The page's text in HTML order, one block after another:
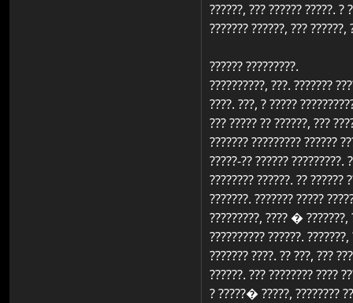
??????, ??? ?????? ?????. ?
??????? ??????, ???
?????? ?????????.
??????????, ???. ???????
????. ???, ? ?????
??? ????? ?? ??????, ???
??????? ????????? ??????
?????-?? ?????? ?????????.
???????? ??????. ?? ??????
???????. ??????? ?????
?????????, ???? � ???????,
?????????? ??????.
??????? ????. ?? ???, ???
??????. ??? ???????? ????
? ?????� ?????, ????????